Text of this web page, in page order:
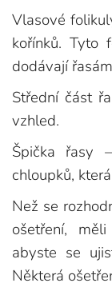
Vlasové
kořínků. Tyto
dodávají
Střední část
vzhled.
Špička řasy
chloupků,
Než se
ošetření,
abyste se
Některá